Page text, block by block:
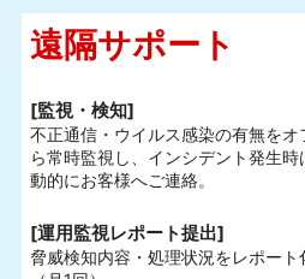
遠隔サポート
[監視・検知]
不正通信・ウイルス感染の有無を
ら常時監視し、インシデント発生
動的にお客様へご連絡。
[運用監視レポート提出]
脅威検知内容・処理状況をレポート